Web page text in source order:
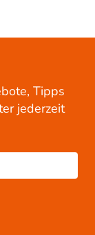
Tipps
jederzeit